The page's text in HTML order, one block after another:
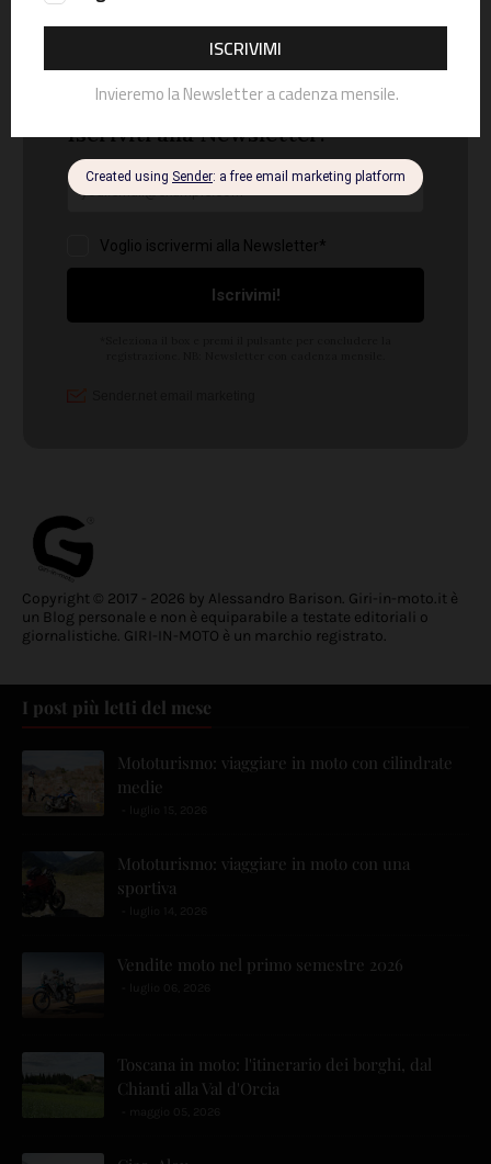
Instagram
Youtube
TikTok
Copyright © 2017 - 2026 by Alessandro Barison. Giri-in-moto.it è
un Blog personale e non è equiparabile a testate editoriali o
giornalistiche. GIRI-IN-MOTO è un marchio registrato.
I post più letti del mese
Mototurismo: viaggiare in moto con cilindrate
medie
Mototurismo: viaggiare in moto con una
sportiva
Vendite moto nel primo semestre 2026
Toscana in moto: l'itinerario dei borghi, dal
Chianti alla Val d'Orcia